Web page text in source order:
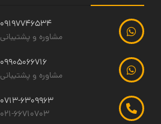
09197746534
مشاوره و پشتیبانی
09905066716
مشاوره و پشتیبانی
0713-6309963
021-66710703